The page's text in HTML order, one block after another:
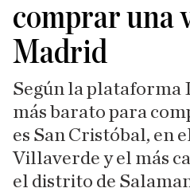
comprar una
Madrid
Según la plataforma
más barato para
es San Cristóbal, en
Villaverde y el más
el distrito de